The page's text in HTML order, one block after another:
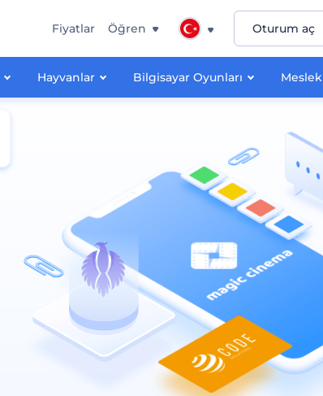
Hayvanlar Bilgisayar Oyunları Meslek
Fiyatlar Öğren Oturum aç